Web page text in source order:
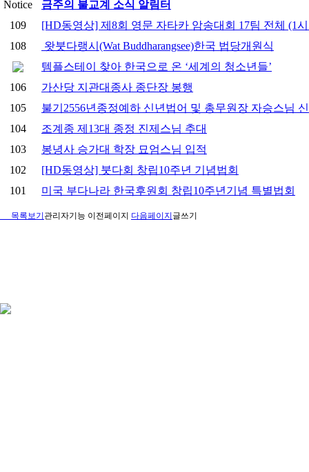
Notice
금주의 불교계 소식 알림터
109
[HD동영상] 제8회 영문 자타카 암송대회 17팀 전체 (1
108
왓붓다랭시(Wat Buddharangsee)한국 법당개원식
템플스테이 찾아 한국으로 온 ‘세계의 청소년들’
106
가산당 지관대종사 종단장 봉행
105
불기2556년종정예하 신년법어 및 총무원장 자승스님
104
조계종 제13대 종정 진제스님 추대
103
봉녕사 승가대 학장 묘엄스님 입적
102
[HD동영상] 붓다회 창립10주년 기념법회
101
미국 부다나라 한국후원회 창립10주년기념 특별법회
목록보기 관리자기능 이전페이지 다음페이지 글쓰기